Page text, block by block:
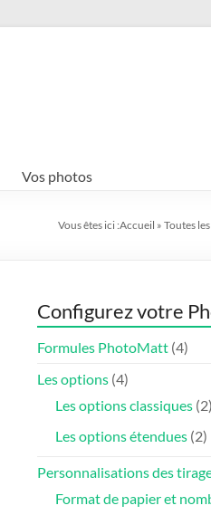
Vos photos
Vous êtes ici :Accueil » Toutes
Configurez votre
Formules PhotoMatt (4)
Les options (4)
Les options classiques (2)
Les options étendues (2)
Personnalisations des
Format de papier et